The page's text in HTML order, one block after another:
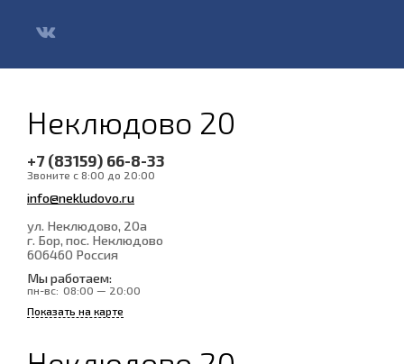
Неклюдово 20
+7 (83159) 66-8-33
Звоните с 8:00 до 20:00
info@nekludovo.ru
ул. Неклюдово, 20а
г. Бор, пос. Неклюдово
606460 Россия
Мы работаем:
пн-вс: 08:00 — 20:00
Показать на карте